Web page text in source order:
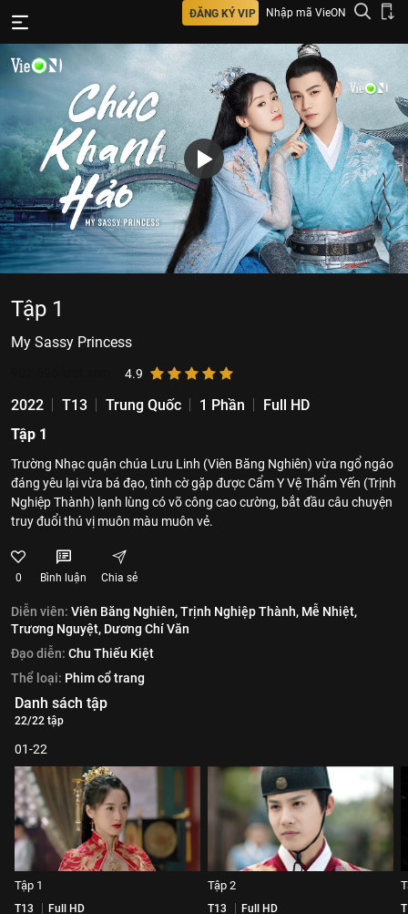
ĐĂNG KÝ VIP Nhập mã VieON
Tập 1
My Sassy Princess
4.9
2022 T13 Trung Quốc 1 Phần
Full HD
Tập 1
Trường Nhạc quận chúa Lưu Linh (Viên Băng Nghiên) vừa ngổ ngáo
đáng yêu lại vừa bá đạo, tình cờ gặp được Cẩm Y Vệ Thẩm Yến (Trịnh
Nghiệp Thành) lạnh lùng có võ công cao cường, bắt đầu câu chuyện
truy đuổi thú vị muôn màu muôn vẻ.
0 Bình luận Chia sẻ
Diễn viên: Viên Băng Nghiên,Trịnh Nghiệp Thành, Mễ Nhiệt,
Trương Nguyệt, Dương Chí Văn
Đạo diễn: Chu Thiếu Kiệt
Thể loại: Phim cổ trang
Danh sách tập
22/22 tập
01-22
Tập 1
T13 Full HD
Tập 2
T13 Full HD